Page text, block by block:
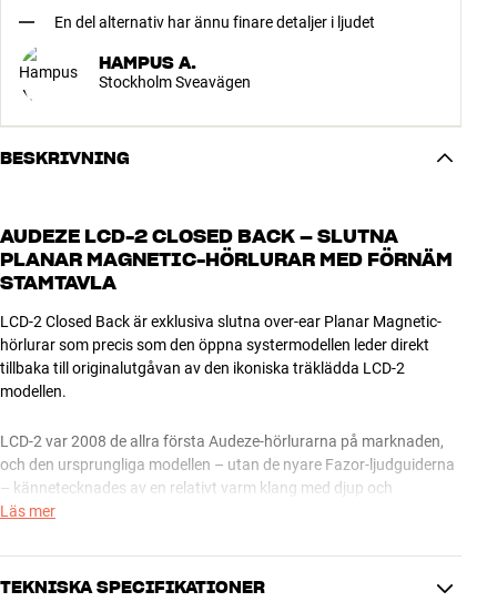
En del alternativ har ännu finare detaljer i ljudet
HAMPUS A.
Stockholm Sveavägen
BESKRIVNING
AUDEZE LCD-2 CLOSED BACK – SLUTNA
PLANAR MAGNETIC-HÖRLURAR MED FÖRNÄM
STAMTAVLA
LCD-2 Closed Back är exklusiva slutna over-ear Planar Magnetic-
hörlurar som precis som den öppna systermodellen leder direkt
tillbaka till originalutgåvan av den ikoniska träklädda LCD-2
modellen.
LCD-2 var 2008 de allra första Audeze-hörlurarna på marknaden,
och den ursprungliga modellen – utan de nyare Fazor-ljudguiderna
– kännetecknades av en relativt varm klang med djup och
dynamisk bas. De 106 mm stora elementen i LCD-2 Closed Back är
ljudet mycket om det ikoniska originalet. Closed Back och Classic
har i grunden samma teknik och klangkaraktär, så valet är främst
Läs mer
TEKNISKA SPECIFIKATIONER